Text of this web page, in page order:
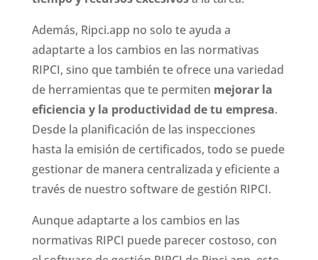
Además, Ripci.app no solo te ayuda a
adaptarte a los cambios en las normativas
RIPCI, sino que también te ofrece una variedad
de herramientas que te permiten mejorar la
eficiencia y la productividad de tu empresa.
Desde la planificación de las inspecciones
hasta la emisión de certificados, todo se puede
gestionar de manera centralizada y eficiente a
través de nuestro software de gestión RIPCI.
Aunque adaptarte a los cambios en las
normativas RIPCI puede parecer costoso, con